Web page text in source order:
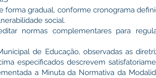
forma gradual, conforme cronograma
social.
normas complementares para
de Educação, observadas as
especificados descrevem
a Minuta da Normativa da